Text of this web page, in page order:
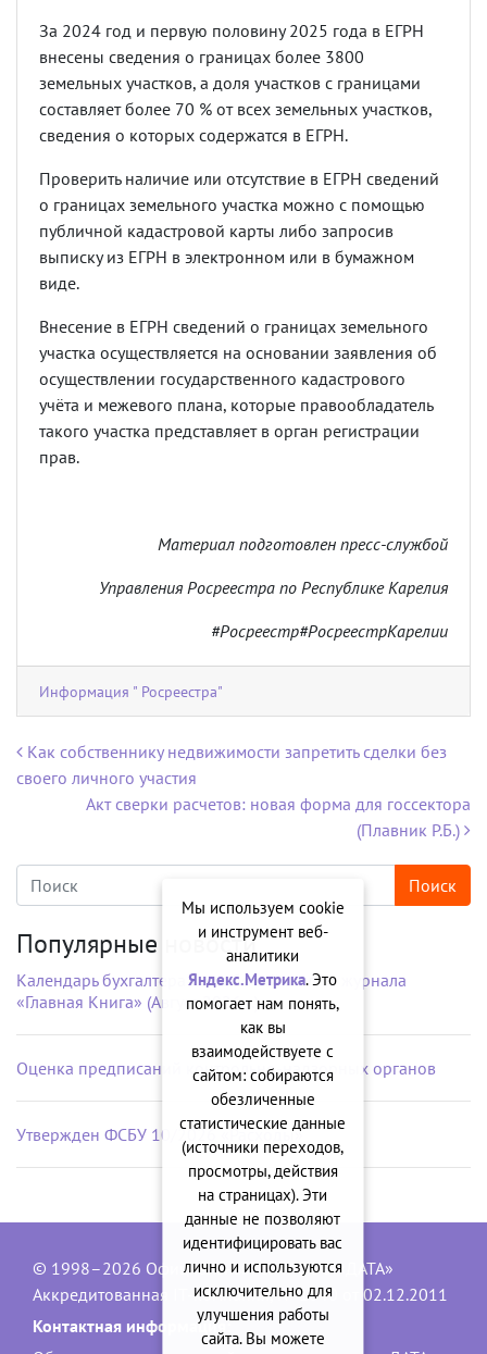
За 2024 год и первую половину 2025 года в ЕГРН
внесены сведения о границах более 3800
земельных участков, а доля участков с границами
составляет более 70 % от всех земельных участков,
сведения о которых содержатся в ЕГРН.
Проверить наличие или отсутствие в ЕГРН сведений
о границах земельного участка можно с помощью
публичной кадастровой карты либо запросив
выписку из ЕГРН в электронном или в бумажном
виде.
Внесение в ЕГРН сведений о границах земельного
участка осуществляется на основании заявления об
осуществлении государственного кадастрового
учёта и межевого плана, которые правообладатель
такого участка представляет в орган регистрации
прав.
Материал подготовлен пресс-службой
Управления Росреестра по Республике Карелия
#Росреестр#РосреестрКарелии
Информация " Росреестра"
Навигация по записям
Как собственнику недвижимости запретить сделки без
своего личного участия
Акт сверки расчетов: новая форма для госсектора
(Плавник Р.Б.)
Популярные новости
Календарь бухгалтера на рабочий стол от журнала
«Главная Книга» (Август 2026 г.)
Оценка предписаний контрольно-надзорных органов
Утвержден ФСБУ 10/2026 «Расходы»
© 1998–2026 Официальный сайт ООО «ДАТА»
Аккредитованная IT-компания, № 1840 от 02.12.2011
Контактная информация:
Мы используем cookie
и инструмент веб-
аналитики
Яндекс.Метрика. Это
помогает нам понять,
как вы
взаимодействуете с
сайтом: собираются
обезличенные
статистические данные
(источники переходов,
просмотры, действия
на страницах). Эти
данные не позволяют
идентифицировать вас
лично и используются
исключительно для
улучшения работы
сайта. Вы можете